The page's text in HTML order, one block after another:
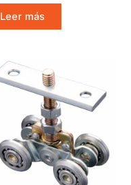
Leer más